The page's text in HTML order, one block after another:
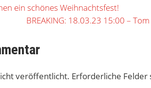
ein schönes Weihnachtsfest!
BREAKING: 18.03.23 15:00 –
veröffentlicht. Erforderliche Felder